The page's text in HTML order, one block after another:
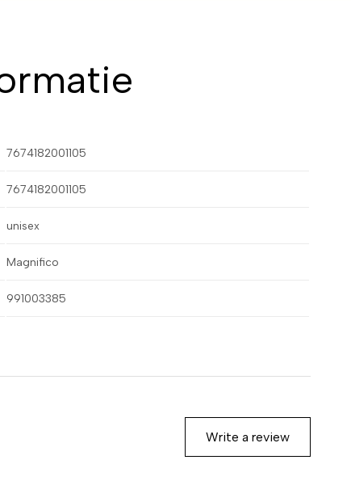
7674182001105
7674182001105
unisex
Magnifico
991003385
Write a review